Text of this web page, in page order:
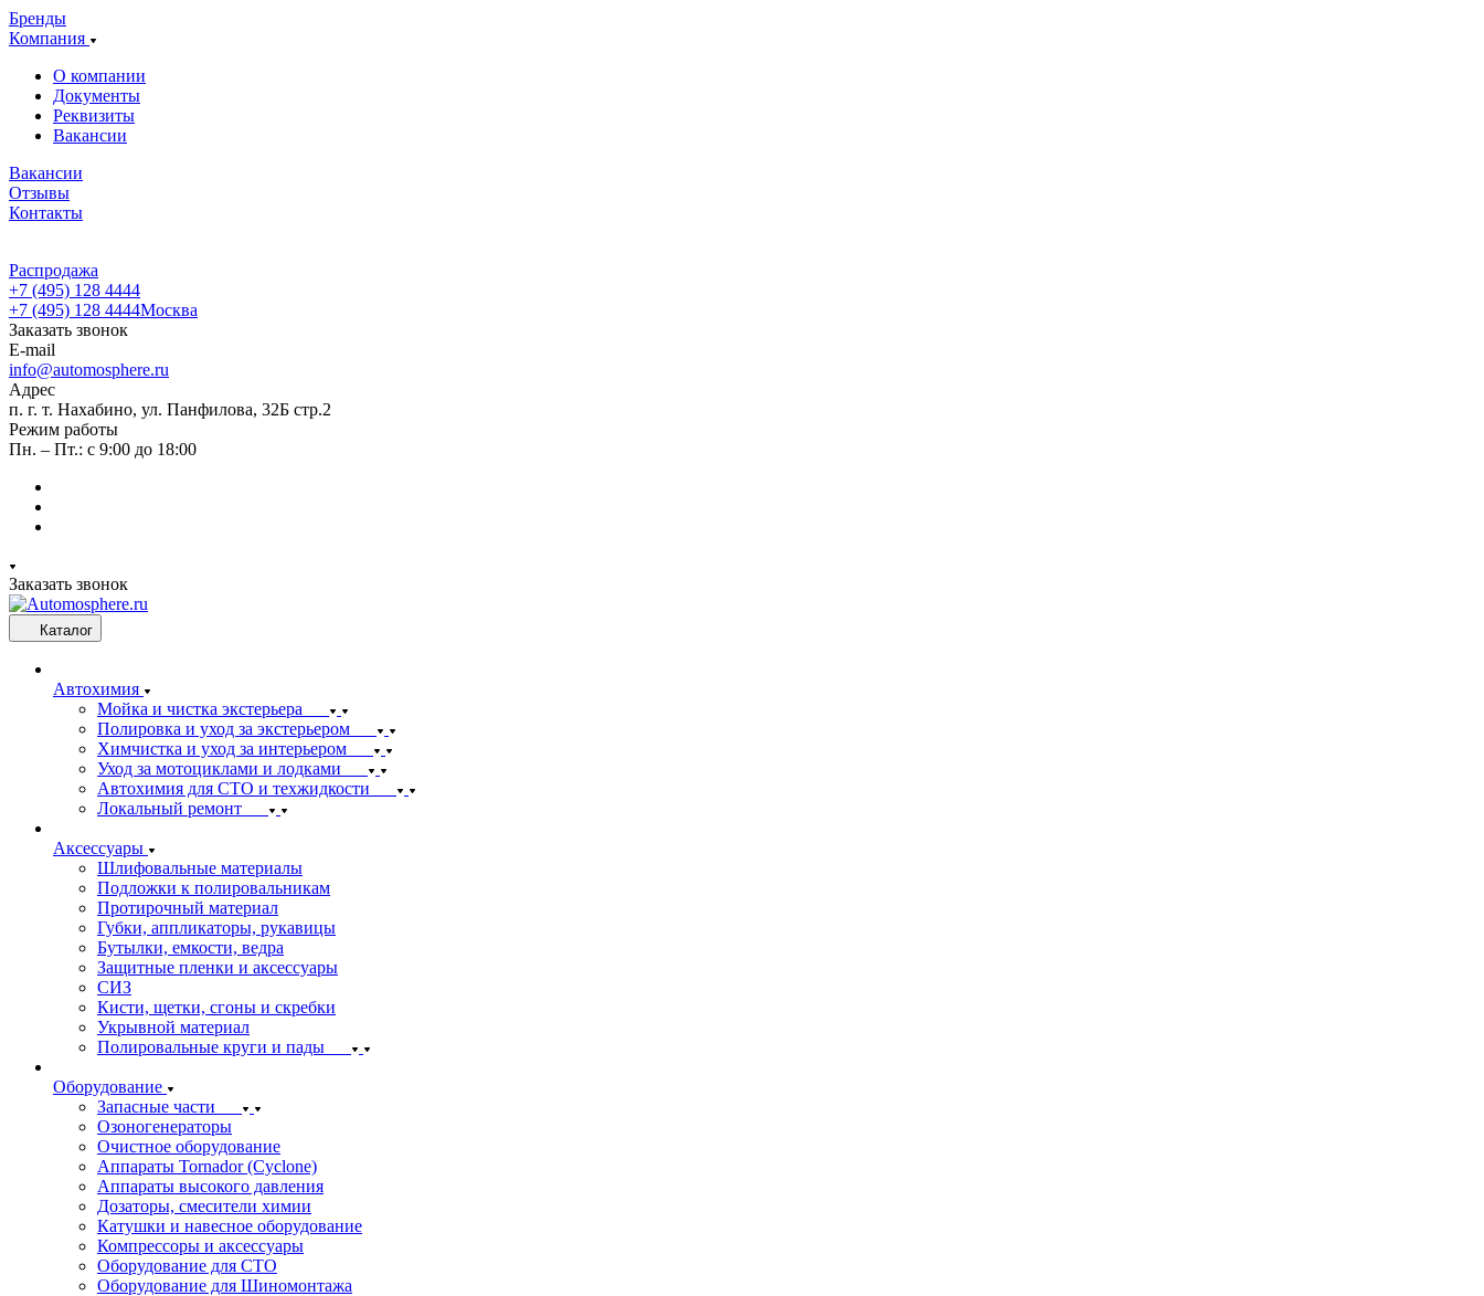
Бренды
Компания
О компании
Документы
Реквизиты
Вакансии
Вакансии
Отзывы
Контакты
Распродажа
+7 (495) 128 4444
+7 (495) 128 4444Москва
Заказать звонок
E-mail
info@automosphere.ru
Адрес
п. г. т. Нахабино, ул. Панфилова, 32Б стр.2
Режим работы
Пн. – Пт.: с 9:00 до 18:00
Заказать звонок
Каталог
Автохимия
Мойка и чистка экстерьера
Полировка и уход за экстерьером
Химчистка и уход за интерьером
Уход за мотоциклами и лодками
Автохимия для СТО и техжидкости
Локальный ремонт
Аксессуары
Шлифовальные материалы
Подложки к полировальникам
Протирочный материал
Губки, аппликаторы, рукавицы
Бутылки, емкости, ведра
Защитные пленки и аксессуары
СИЗ
Кисти, щетки, сгоны и скребки
Укрывной материал
Полировальные круги и пады
Оборудование
Запасные части
Озоногенераторы
Очистное оборудование
Аппараты Tornador (Cyclone)
Аппараты высокого давления
Дозаторы, смесители химии
Катушки и навесное оборудование
Компрессоры и аксессуары
Оборудование для СТО
Оборудование для Шиномонтажа